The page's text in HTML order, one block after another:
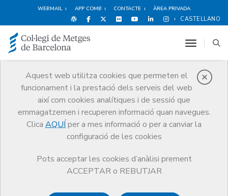
WEBMAIL APP COMB CONTACTE ÀREA PRIVADA
CASTELLANO
Aquest web utilitza cookies que permeten el
funcionament i la prestació dels serveis del web
així com cookies analítiques i de sessió que
emmagatzemen i recuperen informació quan navegues.
Clica AQUÍ per a mes informació o per a canviar la
configuració de les cookies
Pots acceptar les cookies d’anàlisi prement
ACCEPTAR o REBUTJAR
toggle
Premis
Premis Guardonat Edició 2008
Guardonat Edició 2008